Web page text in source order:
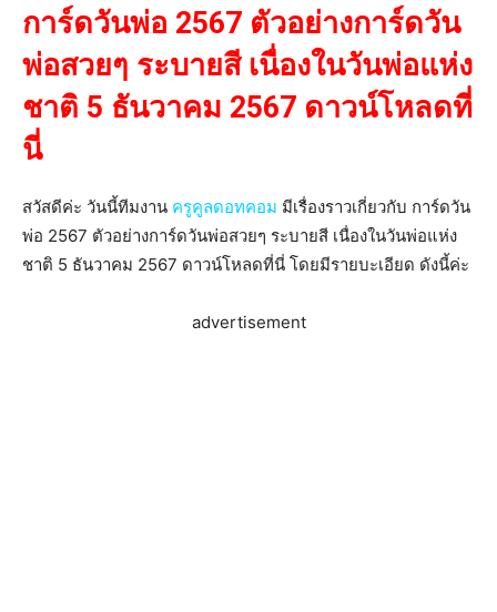
การ์ดวันพ่อ 2567 ตัวอย่างการ์ดวัน
พ่อสวยๆ ระบายสี เนื่องในวันพ่อแห่ง
ชาติ 5 ธันวาคม 2567 ดาวน์โหลดที่
นี่
สวัสดีค่ะ วันนี้ทีมงาน ครูคูลดอทคอม มีเรื่องราวเกี่ยวกับ การ์ดวัน
พ่อ 2567 ตัวอย่างการ์ดวันพ่อสวยๆ ระบายสี เนื่องในวันพ่อแห่ง
ชาติ 5 ธันวาคม 2567 ดาวน์โหลดที่นี่ โดยมีรายบะเอียด ดังนี้ค่ะ
advertisement